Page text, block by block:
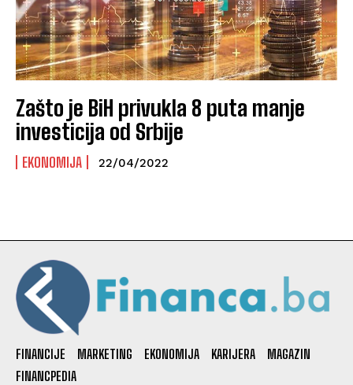
Zašto je BiH privukla 8 puta manje
investicija od Srbije
EKONOMIJA 22/04/2022
FINANCIJE MARKETING EKONOMIJA KARIJERA
MAGAZIN
FINANCPEDIA